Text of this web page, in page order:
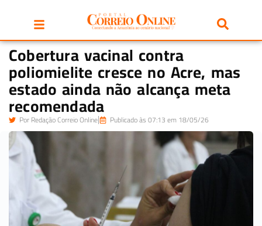
Cobertura vacinal contra
poliomielite cresce no Acre, mas
estado ainda não alcança meta
recomendada
PorRedação Correio Online Publicado às 07:13 em 18/05/26